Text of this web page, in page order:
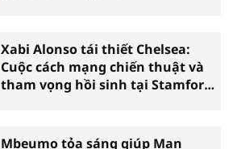
Xabi Alonso tái thiết Chelsea:
Cuộc cách mạng chiến thuật và
tham vọng hồi sinh tại Stamford
Mbeumo tỏa sáng giúp Man